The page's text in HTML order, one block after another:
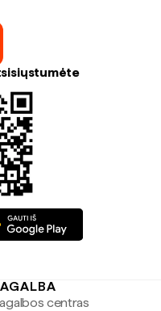
centras